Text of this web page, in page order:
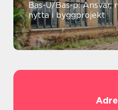
Bas-U/Bas-p: Ansvar,
nytta i byggprojekt